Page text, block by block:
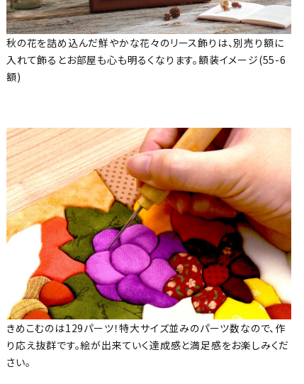
秋の花を詰め込んだ鮮やかな花々のリース飾りは、別売り額に
入れて飾るとお部屋も心も明るくなります。額装イメージ(55-6
額)
きめこむのは129パーツ！特大サイズ並みのパーツ数なので、作
り応え抜群です。絵が出来ていく達成感と満足感をお楽しみくだ
さい。